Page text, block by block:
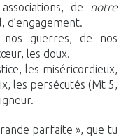
de notre
d’engagement.
guerres, de nos
les doux.
les miséricordieux,
les persécutés (Mt 5,
parfaite », que tu